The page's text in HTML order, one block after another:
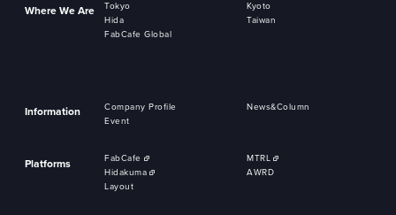
Where We Are Tokyo
Kyoto
Hida
Taiwan
FabCafe Global
Information Company Profile
News&Column
Event
Platforms FabCafe
MTRL
Hidakuma
AWRD
Layout